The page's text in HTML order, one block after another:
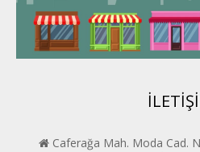
BEYPER
Caferağa Mah. Moda Cad.